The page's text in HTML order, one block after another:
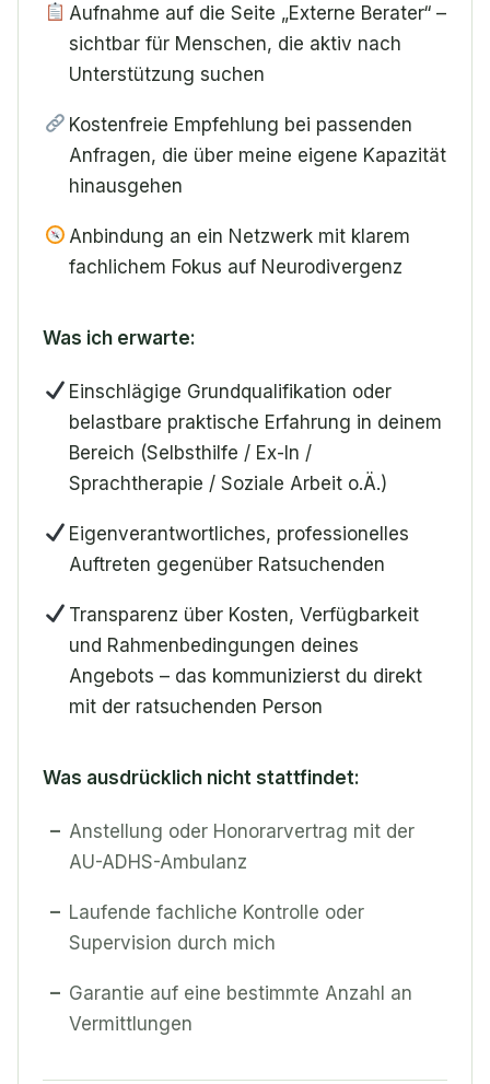
Aufnahme auf die Seite „Externe Berater“ –
sichtbar für Menschen, die aktiv nach
Unterstützung suchen
Kostenfreie Empfehlung bei passenden
Anfragen, die über meine eigene Kapazität
hinausgehen
Anbindung an ein Netzwerk mit klarem
fachlichem Fokus auf Neurodivergenz
Was ich erwarte:
Einschlägige Grundqualifikation oder
belastbare praktische Erfahrung in deinem
Bereich (Selbsthilfe / Ex-In /
Sprachtherapie / Soziale Arbeit o.Ä.)
Eigenverantwortliches, professionelles
Auftreten gegenüber Ratsuchenden
Transparenz über Kosten, Verfügbarkeit
und Rahmenbedingungen deines
Angebots – das kommunizierst du direkt
mit der ratsuchenden Person
Was ausdrücklich nicht stattfindet:
– Anstellung oder Honorarvertrag mit der
AU-ADHS-Ambulanz
– Laufende fachliche Kontrolle oder
Supervision durch mich
– Garantie auf eine bestimmte Anzahl an
Vermittlungen